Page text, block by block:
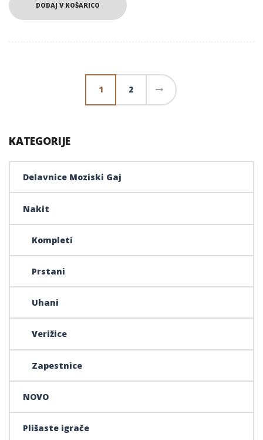
DODAJ V KOŠARICO
1 2
KATEGORIJE
Delavnice Moziski Gaj
Nakit
Kompleti
Prstani
Uhani
Verižice
Zapestnice
NOVO
Plišaste igrače